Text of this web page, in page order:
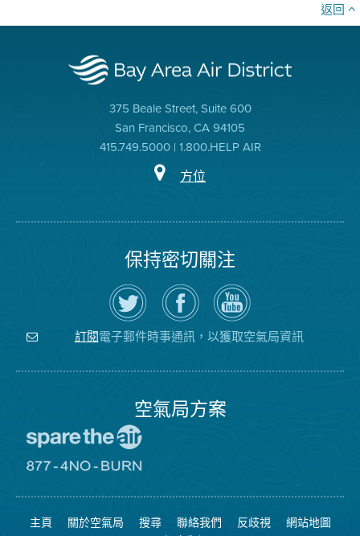
返回
375 Beale Street, Suite 600
San Francisco, CA 94105
415.749.5000 | 1.800.HELP AIR
方位
保持密切關注
在
Twitter
上
關
注
空
瀏
覽
氣
局
的
空
氣
局
YouTube
頻
道
訂閱電子郵件時事通訊，以獲取空氣局資訊
空氣局方案
空
日
網
8774
可
燃
主頁 關於空氣局 搜尋 聯絡我們 反歧視
網站地圖